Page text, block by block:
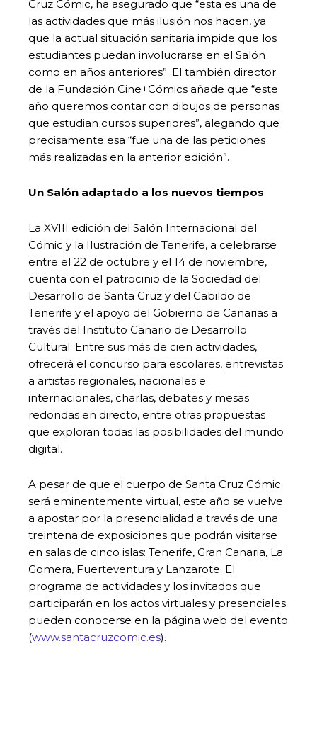
Cruz Cómic, ha asegurado que “esta es una de
las actividades que más ilusión nos hacen, ya
que la actual situación sanitaria impide que los
estudiantes puedan involucrarse en el Salón
como en años anteriores”. El también director
de la Fundación Cine+Cómics añade que “este
año queremos contar con dibujos de personas
que estudian cursos superiores”, alegando que
precisamente esa “fue una de las peticiones
más realizadas en la anterior edición”.
Un Salón adaptado a los nuevos tiempos
La XVIII edición del Salón Internacional del
Cómic y la Ilustración de Tenerife, a celebrarse
entre el 22 de octubre y el 14 de noviembre,
cuenta con el patrocinio de la Sociedad del
Desarrollo de Santa Cruz y del Cabildo de
Tenerife y el apoyo del Gobierno de Canarias a
través del Instituto Canario de Desarrollo
Cultural. Entre sus más de cien actividades,
ofrecerá el concurso para escolares, entrevistas
a artistas regionales, nacionales e
internacionales, charlas, debates y mesas
redondas en directo, entre otras propuestas
que exploran todas las posibilidades del mundo
digital.
A pesar de que el cuerpo de Santa Cruz Cómic
será eminentemente virtual, este año se vuelve
a apostar por la presencialidad a través de una
treintena de exposiciones que podrán visitarse
en salas de cinco islas: Tenerife, Gran Canaria, La
Gomera, Fuerteventura y Lanzarote. El
programa de actividades y los invitados que
participarán en los actos virtuales y presenciales
pueden conocerse en la página web del evento
(www.santacruzcomic.es).